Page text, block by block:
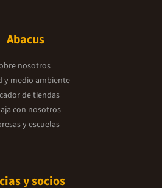
Abacus
nosotros
y medio ambiente
de tiendas
con nosotros
y escuelas
y socios